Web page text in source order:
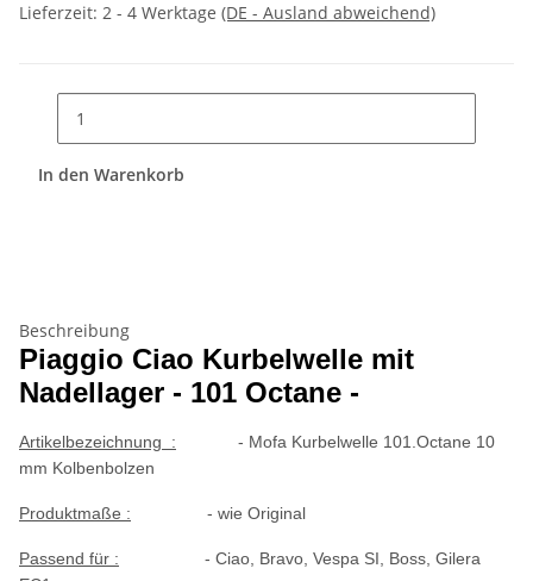
Lieferzeit: 2 - 4 Werktage (DE - Ausland abweichend)
In den Warenkorb
Beschreibung
Piaggio Ciao Kurbelwelle mit
Nadellager - 101 Octane -
Artikelbezeichnung : - Mofa Kurbelwelle 101.Octane 10
mm Kolbenbolzen
Produktmaße : - wie Original
Passend für : - Ciao, Bravo, Vespa SI, Boss, Gilera